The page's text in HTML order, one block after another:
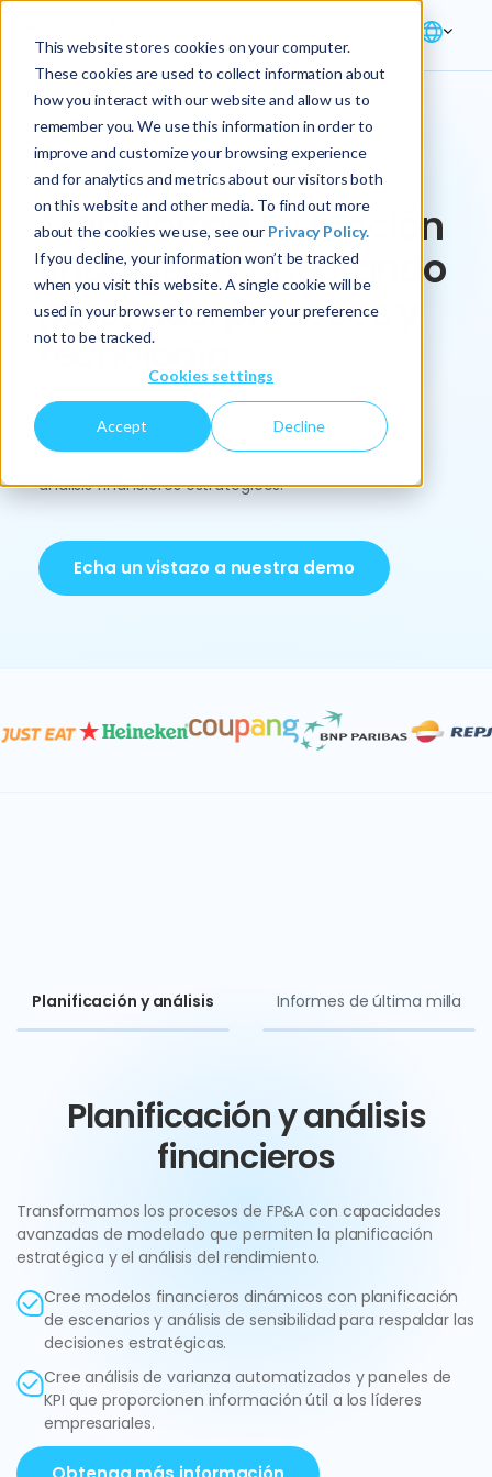
This website stores cookies on your computer.
These cookies are used to collect information about
how you interact with our website and allow us to
remember you. We use this information in order to
improve and customize your browsing experience
and for analytics and metrics about our visitors both
on this website and other media. To find out more
about the cookies we use, see our Privacy Policy.
If you decline, your information won’t be tracked
when you visit this website. A single cookie will be
used in your browser to remember your preference
not to be tracked.
Cookies settings
Accept Decline
Solución → Finanzas
Transforme su función
financiera conectando
personas, procesos y
tecnología
Los directores financieros y la oficina del director
financiero son fundamentales para permitir una
análisis financieros estratégicos.
Echa un vistazo a nuestra demo
Planificación y análisis Informes de última milla
Planificación y análisis
financieros
Transformamos los procesos de FP&A con capacidades
avanzadas de modelado que permiten la planificación
estratégica y el análisis del rendimiento.
Cree modelos financieros dinámicos con planificación
de escenarios y análisis de sensibilidad para respaldar las
decisiones estratégicas.
Cree análisis de varianza automatizados y paneles de
KPI que proporcionen información útil a los líderes
empresariales.